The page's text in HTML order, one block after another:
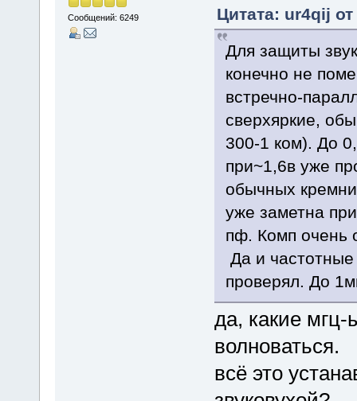
Сообщений: 6249
Цитата: ur4qij
Для защиты
конечно не
встречно-
сверхяркие,
300-1 ком). До
при~1,6в уже
обычных
уже заметна
пф. Комп очень
Да и частотные
проверял. До
да, какие мгц-
волноваться.
всё это